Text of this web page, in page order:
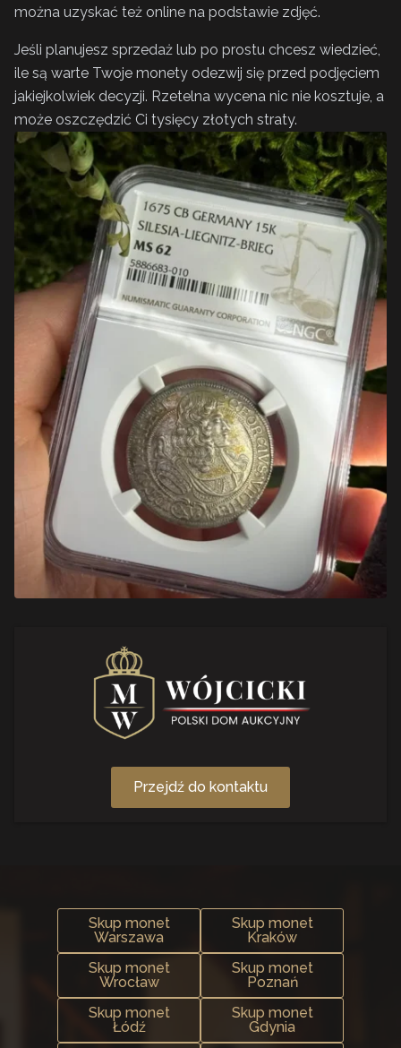
można uzyskać też online na podstawie zdjęć.
Jeśli planujesz sprzedaż lub po prostu chcesz wiedzieć,
ile są warte Twoje monety odezwij się przed podjęciem
jakiejkolwiek decyzji. Rzetelna wycena nic nie kosztuje, a
może oszczędzić Ci tysięcy złotych straty.
Przejdź do kontaktu
Skup monet
Warszawa
Skup monet
Kraków
Skup monet
Wrocław
Skup monet
Poznań
Skup monet
Łódź
Skup monet
Gdynia